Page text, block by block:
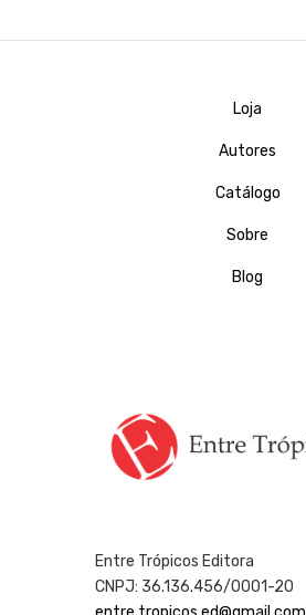
Loja
Autores
Catálogo
Sobre
Blog
Entre Trópicos Editora
CNPJ: 36.136.456/0001-20